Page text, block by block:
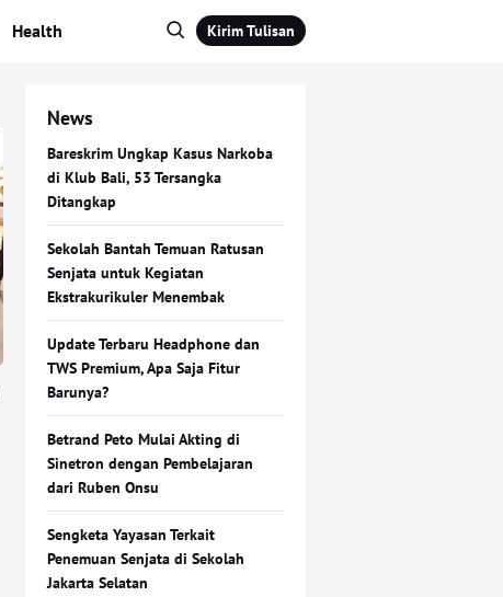
Health Kirim Tulisan
News
Bareskrim Ungkap Kasus Narkoba
di Klub Bali, 53 Tersangka
Ditangkap
Sekolah Bantah Temuan Ratusan
Senjata untuk Kegiatan
Ekstrakurikuler Menembak
Update Terbaru Headphone dan
TWS Premium, Apa Saja Fitur
Barunya?
Betrand Peto Mulai Akting di
Sinetron dengan Pembelajaran
dari Ruben Onsu
Sengketa Yayasan Terkait
Penemuan Senjata di Sekolah
Jakarta Selatan